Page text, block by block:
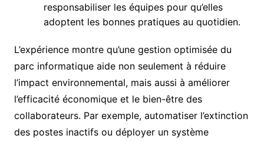
responsabiliser les équipes pour qu’elles
adoptent les bonnes pratiques au quotidien.
L’expérience montre qu’une gestion optimisée du
parc informatique aide non seulement à réduire
l’impact environnemental, mais aussi à améliorer
l’efficacité économique et le bien-être des
collaborateurs. Par exemple, automatiser l’extinction
des postes inactifs ou déployer un système